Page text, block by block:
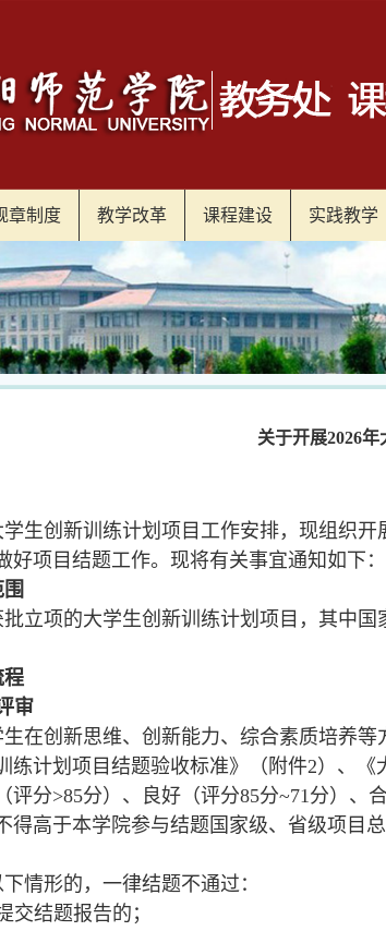
章制度 教学改革 课程建设 实践教学
关于开展2026
生创新训练计划项目工作安排，现组织
好项目结题工作。现将有关事宜通知如下：
批立项的大学生创新训练计划项目，其中
程
审
在创新思维、创新能力、综合素质培养
练计划项目结题验收标准》（附件2）、
评分>85分）、良好（评分85分~71分）、
得高于本学院参与结题国家级、省级项目
情形的，一律结题不通过：
交结题报告的；